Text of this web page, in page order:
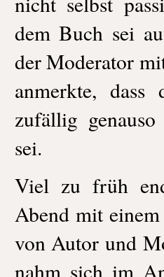
dem Buch sei
der Moderator
anmerkte, dass
zufällig
sei.
Viel zu früh
Abend mit
von Autor und
nahm sich im